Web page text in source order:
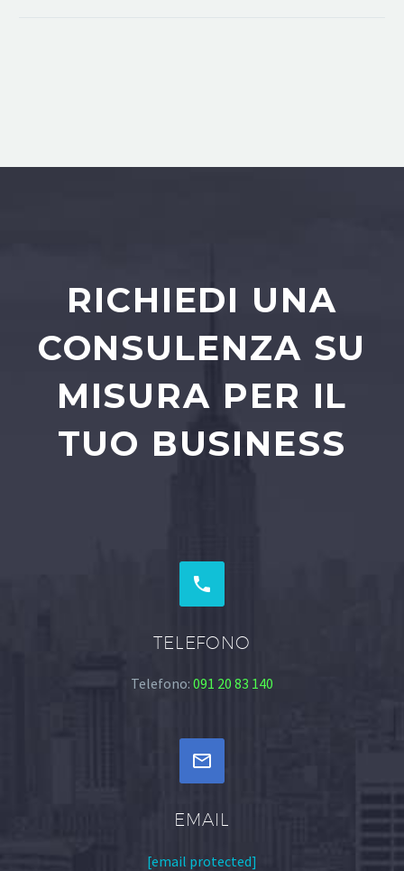
RICHIEDI UNA
CONSULENZA SU
MISURA PER IL
TUO BUSINESS


TELEFONO
Telefono: 091 20 83 140


EMAIL
[email protected]